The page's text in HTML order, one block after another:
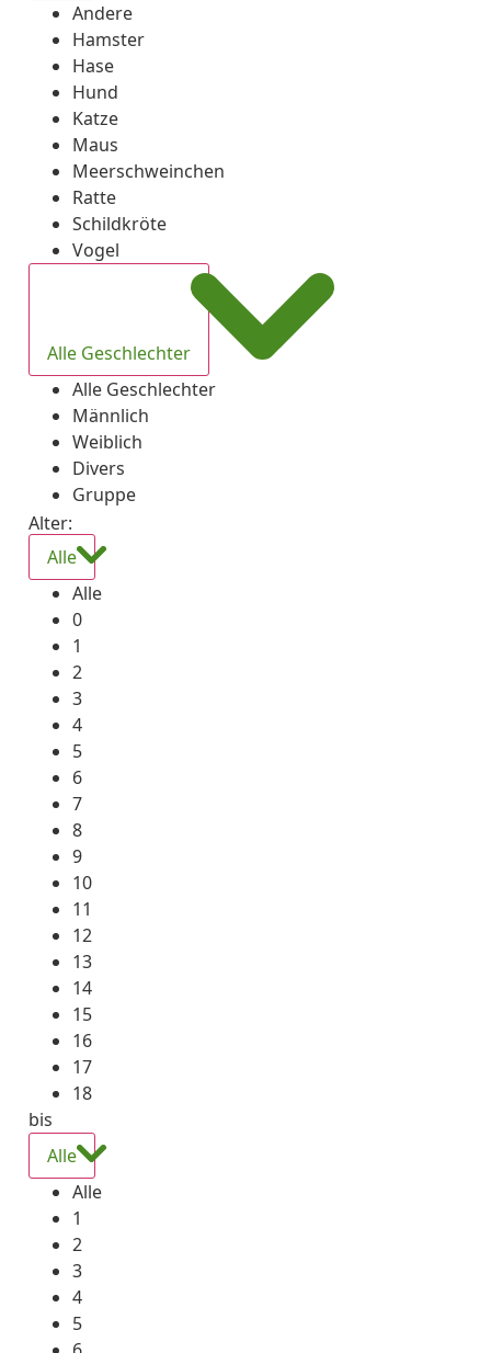
Andere
Hamster
Hase
Hund
Katze
Maus
Meerschweinchen
Ratte
Schildkröte
Vogel
Alle Geschlechter
Alle Geschlechter
Männlich
Weiblich
Divers
Gruppe
Alter:
Alle
Alle
0
1
2
3
4
5
6
7
8
9
10
11
12
13
14
15
16
17
18
bis
Alle
Alle
1
2
3
4
5